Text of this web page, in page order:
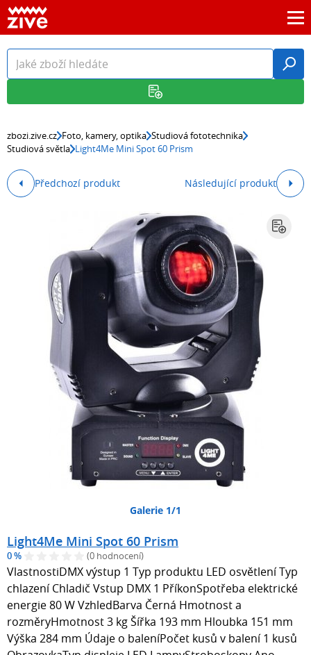
zbozi.zive.cz Foto, kamery, optika Studiová fototechnika
Studiová světla Light4Me Mini Spot 60 Prism
Předchozí produkt Následující produkt
Galerie 1/1
Light4Me Mini Spot 60 Prism
0 % (0 hodnocení)
VlastnostiDMX výstup 1 Typ produktu LED osvětlení Typ
chlazení Chladič Vstup DMX 1 PříkonSpotřeba elektrické
energie 80 W VzhledBarva Černá Hmotnost a
rozměryHmotnost 3 kg Šířka 193 mm Hloubka 151 mm
Výška 284 mm Údaje o baleníPočet kusů v balení 1 kusů